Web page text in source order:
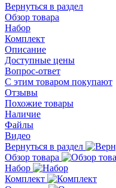
Вернуться в раздел
Обзор товара
Набор
Комплект
Описание
Доступные цены
Вопрос-ответ
С этим товаром покупают
Отзывы
Похожие товары
Наличие
Файлы
Видео
Вернуться в раздел
Обзор товара
Набор
Комплект